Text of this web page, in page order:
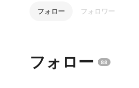
フォロー フォロワー
フォロー 88